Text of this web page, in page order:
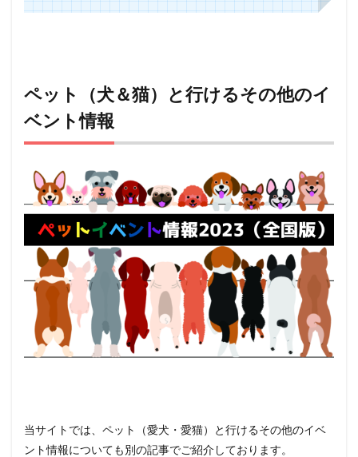
ペット（犬＆猫）と行けるその他のイ
ベント情報
当サイトでは、ペット（愛犬・愛猫）と行けるその他のイベ
ント情報についても別の記事でご紹介しております。